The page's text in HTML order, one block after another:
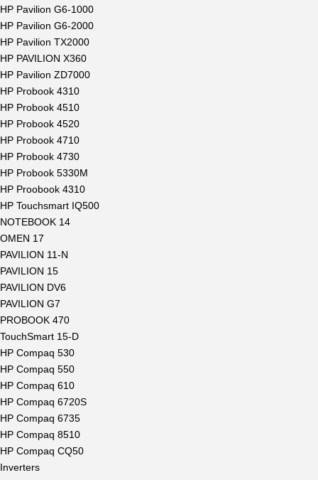
HP Pavilion G6-1000
HP Pavilion G6-2000
HP Pavilion TX2000
HP PAVILION X360
HP Pavilion ZD7000
HP Probook 4310
HP Probook 4510
HP Probook 4520
HP Probook 4710
HP Probook 4730
HP Probook 5330M
HP Proobook 4310
HP Touchsmart IQ500
NOTEBOOK 14
OMEN 17
PAVILION 11-N
PAVILION 15
PAVILION DV6
PAVILION G7
PROBOOK 470
TouchSmart 15-D
HP Compaq 530
HP Compaq 550
HP Compaq 610
HP Compaq 6720S
HP Compaq 6735
HP Compaq 8510
HP Compaq CQ50
Inverters